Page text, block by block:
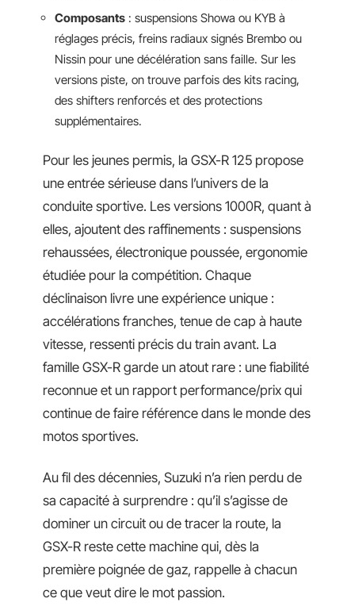
Composants : suspensions Showa ou KYB à
réglages précis, freins radiaux signés Brembo ou
Nissin pour une décélération sans faille. Sur les
versions piste, on trouve parfois des kits racing,
des shifters renforcés et des protections
supplémentaires.
Pour les jeunes permis, la GSX-R 125 propose
une entrée sérieuse dans l’univers de la
conduite sportive. Les versions 1000R, quant à
elles, ajoutent des raffinements : suspensions
rehaussées, électronique poussée, ergonomie
étudiée pour la compétition. Chaque
déclinaison livre une expérience unique :
accélérations franches, tenue de cap à haute
vitesse, ressenti précis du train avant. La
famille GSX-R garde un atout rare : une fiabilité
reconnue et un rapport performance/prix qui
continue de faire référence dans le monde des
motos sportives.
Au fil des décennies, Suzuki n’a rien perdu de
sa capacité à surprendre : qu’il s’agisse de
dominer un circuit ou de tracer la route, la
GSX-R reste cette machine qui, dès la
première poignée de gaz, rappelle à chacun
ce que veut dire le mot passion.